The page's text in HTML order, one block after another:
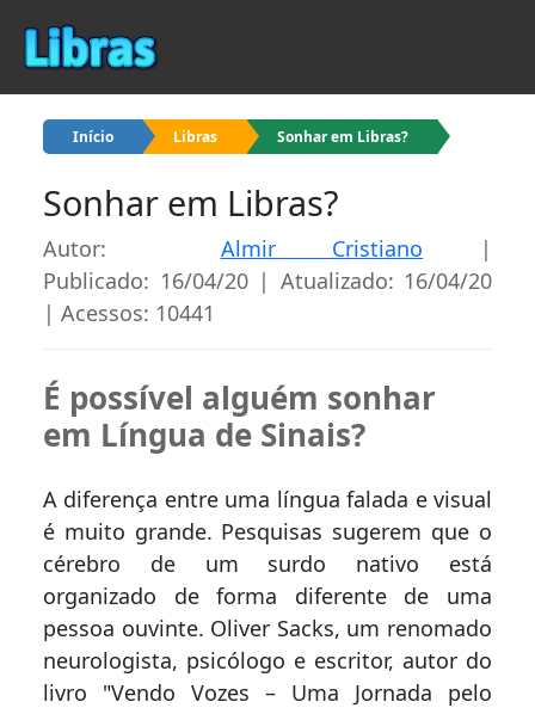
Início Libras Sonhar em Libras?
Sonhar em Libras?
Autor: Almir Cristiano |
Publicado: 16/04/20 | Atualizado: 16/04/20
| Acessos: 10441
É possível alguém sonhar
em Língua de Sinais?
A diferença entre uma língua falada e visual
é muito grande. Pesquisas sugerem que o
cérebro de um surdo nativo está
organizado de forma diferente de uma
pessoa ouvinte. Oliver Sacks, um renomado
neurologista, psicólogo e escritor, autor do
livro "Vendo Vozes – Uma Jornada pelo